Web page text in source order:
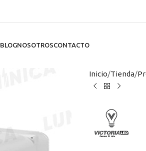
BLOGNOSOTROSCONTACTO
Inicio Tienda